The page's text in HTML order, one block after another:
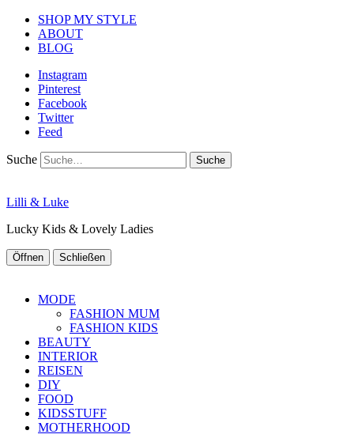
SHOP MY STYLE
ABOUT
BLOG
Instagram
Pinterest
Facebook
Twitter
Feed
Suche
Lilli & Luke
Lucky Kids & Lovely Ladies
Öffnen Schließen
MODE
FASHION MUM
FASHION KIDS
BEAUTY
INTERIOR
REISEN
DIY
FOOD
KIDSSTUFF
MOTHERHOOD